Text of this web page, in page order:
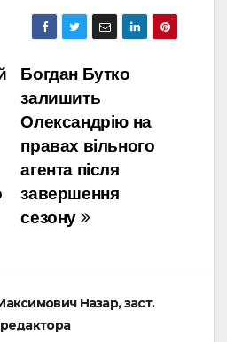
Богдан Бутко
залишить
Олександрію на
правах вільного
агента після
завершення
сезону
Назар, заст.